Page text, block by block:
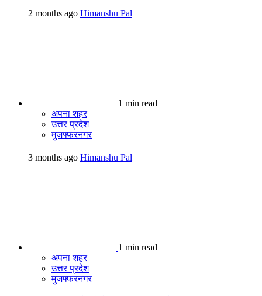
2 months ago Himanshu Pal
1 min read
अपना शहर
उत्तर प्रदेश
मुजफ्फरनगर
3 months ago Himanshu Pal
1 min read
अपना शहर
उत्तर प्रदेश
मुजफ्फरनगर